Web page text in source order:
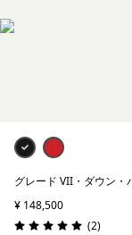
グレード VII・ダウン・
¥ 148,500
(2レビュー
)